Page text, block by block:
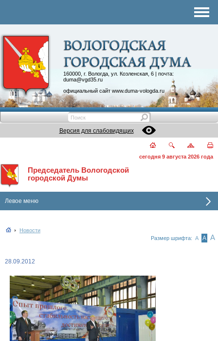
160000, г. Вологда, ул. Козленская, 6 | почта:
duma@vgd35.ru
официальный сайт www.duma-vologda.ru
Контакты
Депутатские объединения
Версия для слабовидящих
сегодня 9 августа 2026 года
Председатель Вологодской
городской Думы
Левое меню
Новости
Размер шрифта: А А А
28.09.2012